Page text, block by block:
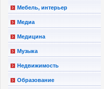
Мебель, интерьер
Медиа
Медицина
Музыка
Недвижимость
Образование